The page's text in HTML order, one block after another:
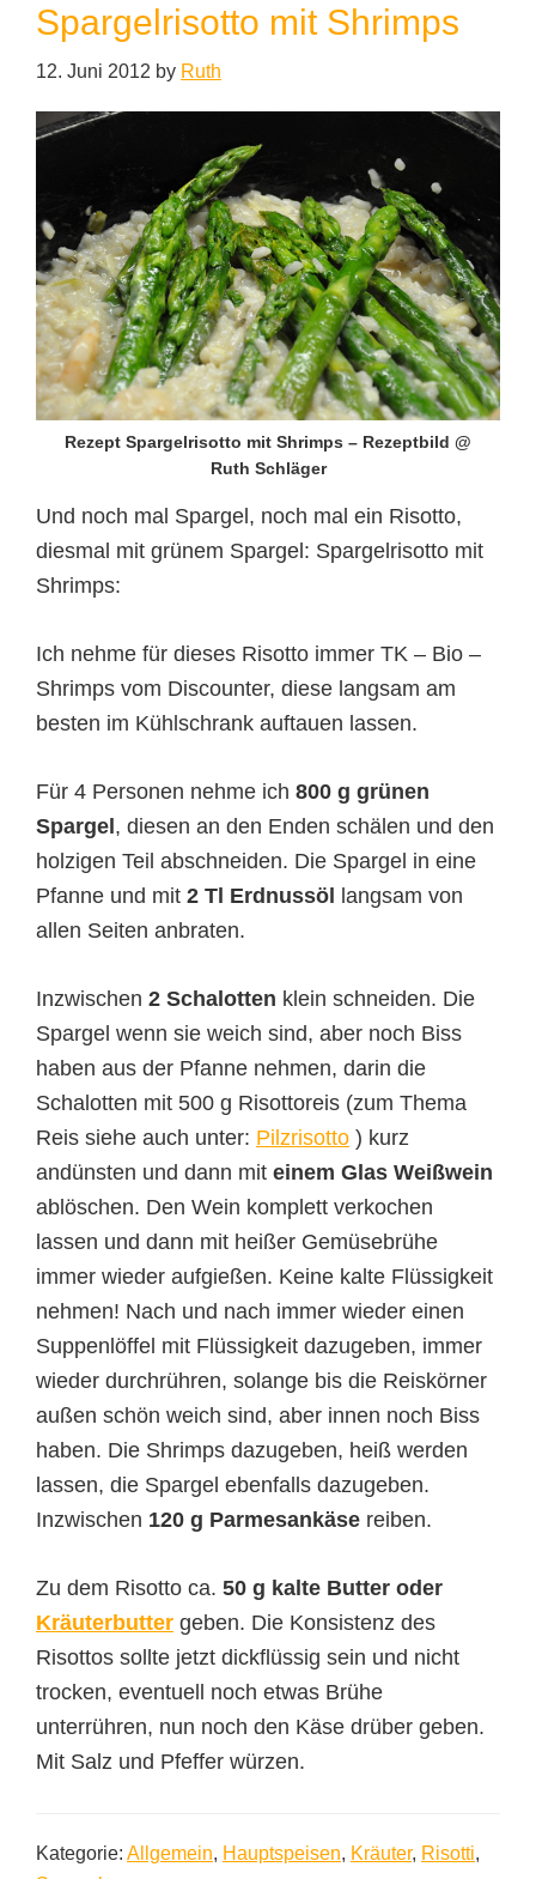
Spargelrisotto mit Shrimps
12. Juni 2012 by Ruth
Rezept Spargelrisotto mit Shrimps – Rezeptbild @
Ruth Schläger
Und noch mal Spargel, noch mal ein Risotto,
diesmal mit grünem Spargel: Spargelrisotto mit
Shrimps:
Ich nehme für dieses Risotto immer TK – Bio –
Shrimps vom Discounter, diese langsam am
besten im Kühlschrank auftauen lassen.
Für 4 Personen nehme ich 800 g grünen
Spargel, diesen an den Enden schälen und den
holzigen Teil abschneiden. Die Spargel in eine
Pfanne und mit 2 Tl Erdnussöl langsam von
allen Seiten anbraten.
Inzwischen 2 Schalotten klein schneiden. Die
Spargel wenn sie weich sind, aber noch Biss
haben aus der Pfanne nehmen, darin die
Schalotten mit 500 g Risottoreis (zum Thema
Reis siehe auch unter: Pilzrisotto ) kurz
andünsten und dann mit einem Glas Weißwein
ablöschen. Den Wein komplett verkochen
lassen und dann mit heißer Gemüsebrühe
immer wieder aufgießen. Keine kalte Flüssigkeit
nehmen! Nach und nach immer wieder einen
Suppenlöffel mit Flüssigkeit dazugeben, immer
wieder durchrühren, solange bis die Reiskörner
außen schön weich sind, aber innen noch Biss
haben. Die Shrimps dazugeben, heiß werden
lassen, die Spargel ebenfalls dazugeben.
Inzwischen 120 g Parmesankäse reiben.
Zu dem Risotto ca. 50 g kalte Butter oder
Kräuterbutter geben. Die Konsistenz des
Risottos sollte jetzt dickflüssig sein und nicht
trocken, eventuell noch etwas Brühe
unterrühren, nun noch den Käse drüber geben.
Mit Salz und Pfeffer würzen.
Kategorie: Allgemein, Hauptspeisen, Kräuter, Risotti,